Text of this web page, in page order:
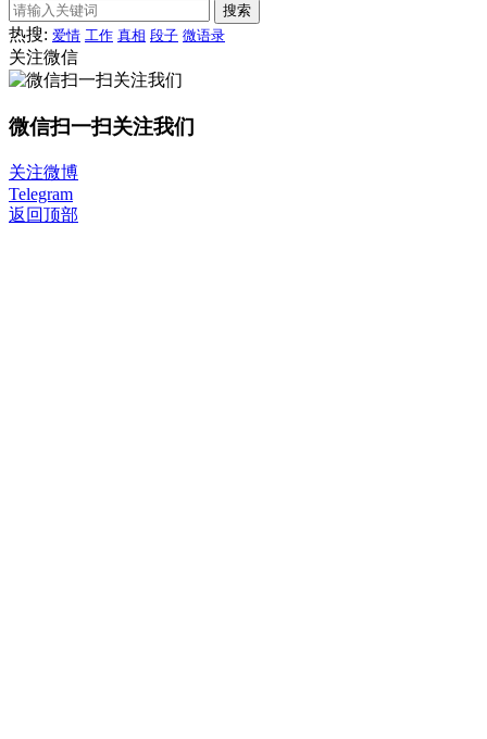
搜索
热搜: 爱情 工作 真相 段子 微语录
关注微信
微信扫一扫关注我们
关注微博
Telegram
返回顶部